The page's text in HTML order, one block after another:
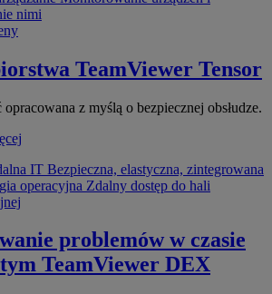
nimi
TeamViewer Tensor
opracowana z myślą o bezpiecznej obsłudze.
IT Bezpieczna, elastyczna, zintegrowana
operacyjna Zdalny dostęp do hali
problemów w czasie
TeamViewer DEX